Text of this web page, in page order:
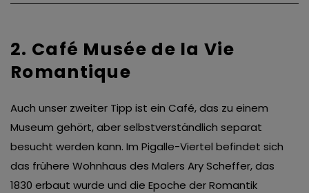
2. Café Musée de la Vie
Romantique
Auch unser zweiter Tipp ist ein Café, das zu einem
Museum gehört, aber selbstverständlich separat
besucht werden kann. Im Pigalle-Viertel befindet sich
das frühere Wohnhaus des Malers Ary Scheffer, das
1830 erbaut wurde und die Epoche der Romantik